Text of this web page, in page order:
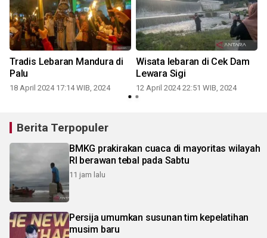
Tradis Lebaran Mandura di
Palu
18 April 2024 17:14 WIB, 2024
Wisata lebaran di Cek Dam
Lewara Sigi
12 April 2024 22:51 WIB, 2024
Berita Terpopuler
BMKG prakirakan cuaca di mayoritas wilayah
RI berawan tebal pada Sabtu
11 jam lalu
Persija umumkan susunan tim kepelatihan
musim baru